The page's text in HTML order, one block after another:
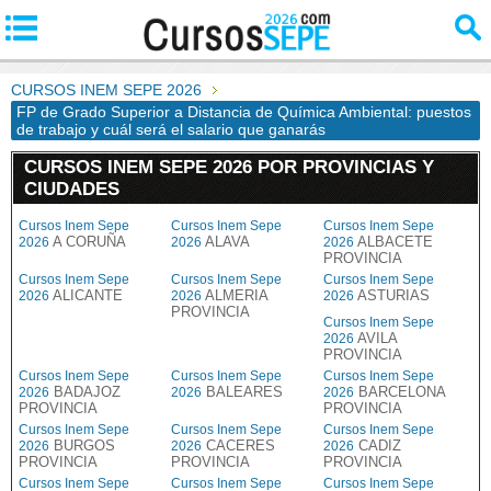
CURSOS INEM SEPE 2026
FP de Grado Superior a Distancia de Química Ambiental: puestos
de trabajo y cuál será el salario que ganarás
CURSOS INEM SEPE 2026 POR PROVINCIAS Y
CIUDADES
Cursos Inem Sepe
2026 A CORUÑA
Cursos Inem Sepe
2026 ALAVA
Cursos Inem Sepe
2026 ALBACETE
PROVINCIA
Cursos Inem Sepe
2026 ALICANTE
Cursos Inem Sepe
2026 ALMERIA
PROVINCIA
Cursos Inem Sepe
2026 ASTURIAS
Cursos Inem Sepe
2026 AVILA
PROVINCIA
Cursos Inem Sepe
2026 BADAJOZ
PROVINCIA
Cursos Inem Sepe
2026 BALEARES
Cursos Inem Sepe
2026 BARCELONA
PROVINCIA
Cursos Inem Sepe
2026 BURGOS
PROVINCIA
Cursos Inem Sepe
2026 CACERES
PROVINCIA
Cursos Inem Sepe
2026 CADIZ
PROVINCIA
Cursos Inem Sepe Cursos Inem Sepe Cursos Inem Sepe